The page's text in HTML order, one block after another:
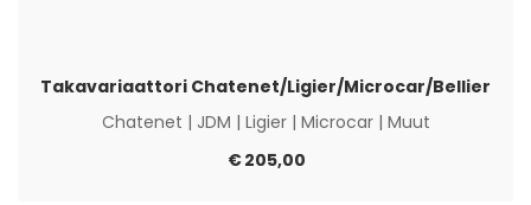
Takavariaattori Chatenet/Ligier/Microcar/Bellier
Chatenet | JDM | Ligier| Microcar| Muut
€205,00